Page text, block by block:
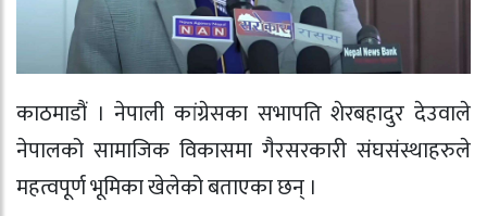
काठमाडौं । नेपाली कांग्रेसका सभापति शेरबहादुर देउवाले
नेपालको सामाजिक विकासमा गैरसरकारी संघसंस्थाहरुले
महत्वपूर्ण भूमिका खेलेको बताएका छन् ।